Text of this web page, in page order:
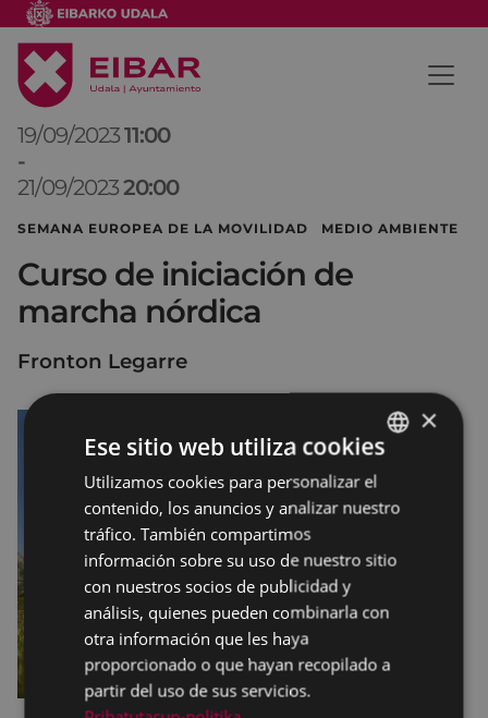
19/09/202311:00
-
21/09/202320:00
SEMANA EUROPEA DE LA MOVILIDAD MEDIO AMBIENTE
Curso de iniciación de
marcha nórdica
Fronton Legarre
BASQUE
SPANISH
×
Ese sitio web utiliza cookies
Utilizamos cookies para personalizar el
contenido, los anuncios y analizar nuestro
tráfico. También compartimos
información sobre su uso de nuestro sitio
con nuestros socios de publicidad y
análisis, quienes pueden combinarla con
otra información que les haya
proporcionado o que hayan recopilado a
partir del uso de sus servicios.